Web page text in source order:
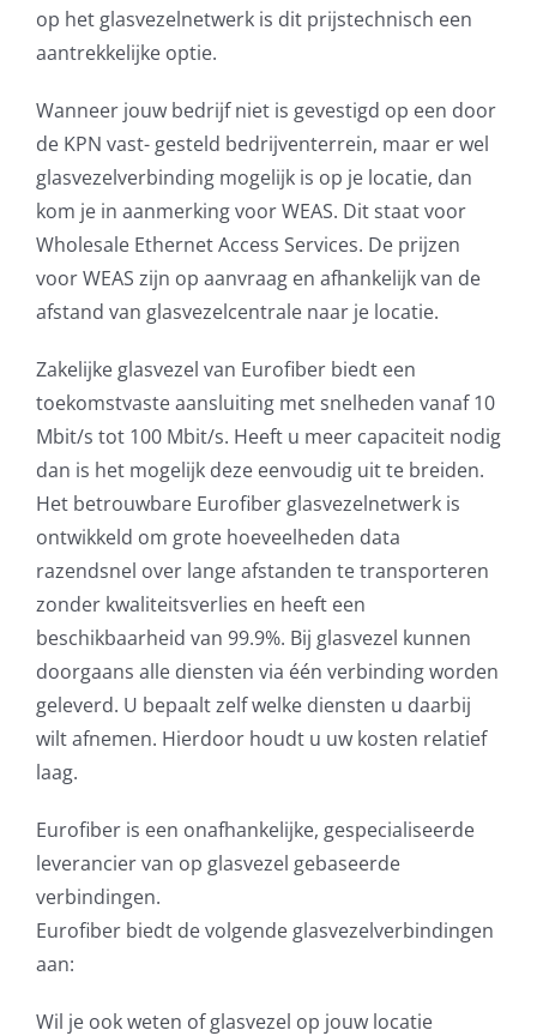
op het glasvezelnetwerk is dit prijstechnisch een
aantrekkelijke optie.
Wanneer jouw bedrijf niet is gevestigd op een door
de KPN vast- gesteld bedrijventerrein, maar er wel
glasvezelverbinding mogelijk is op je locatie, dan
kom je in aanmerking voor WEAS. Dit staat voor
Wholesale Ethernet Access Services. De prijzen
voor WEAS zijn op aanvraag en afhankelijk van de
afstand van glasvezelcentrale naar je locatie.
Zakelijke glasvezel van Eurofiber biedt een
toekomstvaste aansluiting met snelheden vanaf 10
Mbit/s tot 100 Mbit/s. Heeft u meer capaciteit nodig
dan is het mogelijk deze eenvoudig uit te breiden.
Het betrouwbare Eurofiber glasvezelnetwerk is
ontwikkeld om grote hoeveelheden data
razendsnel over lange afstanden te transporteren
zonder kwaliteitsverlies en heeft een
beschikbaarheid van 99.9%. Bij glasvezel kunnen
doorgaans alle diensten via één verbinding worden
geleverd. U bepaalt zelf welke diensten u daarbij
wilt afnemen. Hierdoor houdt u uw kosten relatief
laag.
Eurofiber is een onafhankelijke, gespecialiseerde
leverancier van op glasvezel gebaseerde
verbindingen.
Eurofiber biedt de volgende glasvezelverbindingen
aan:
Wil je ook weten of glasvezel op jouw locatie